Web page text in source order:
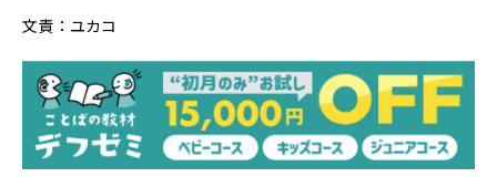
文責：ユカコ